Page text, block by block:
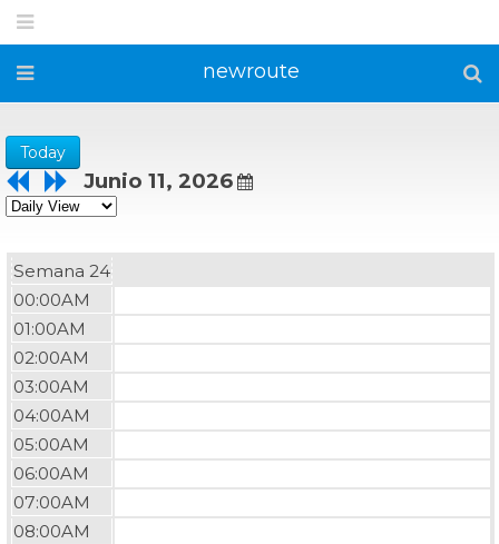
newroute
Today
Junio 11, 2026
Semana 24
00:00AM
01:00AM
02:00AM
03:00AM
04:00AM
05:00AM
06:00AM
07:00AM
08:00AM